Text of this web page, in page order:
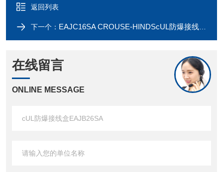
返回列表
下一个： EAJC16SA CROUSE-HINDScUL防爆接线盒EAJC26SA
在线留言
ONLINE MESSAGE